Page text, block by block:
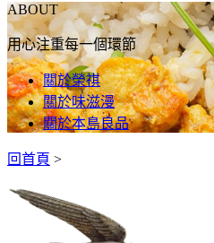
ABOUT
用心注重每一個環節
關於榮祺
關於味滋漫
關於本島良品
回首頁 >